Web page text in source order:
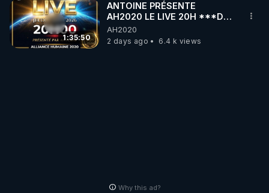
1:35:50
ANTOINE PRÉSENTE
AH2020 LE LIVE 20H ***DU
06/08/2026***
AH2020
2 days ago
6.4 k views
Why this ad?